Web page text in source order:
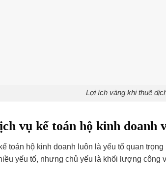
Lợi ích vàng khi thuê
vụ kế toán hộ kinh doanh
toán hộ kinh doanh luôn là yếu tố quan
yếu tố, nhưng chủ yếu là khối lượng công